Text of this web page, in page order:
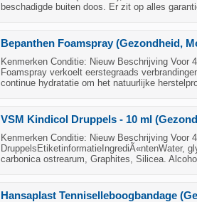
beschadigde buiten doos. Er zit op alles
Bepanthen Foamspray (Gezondheid,
Kenmerken Conditie: Nieuw Beschrijving Voor
Foamspray verkoelt eerstegraads
continue hydratatie om het natuurlijke
VSM Kindicol Druppels - 10 ml
Kenmerken Conditie: Nieuw Beschrijving
DruppelsEtiketinformatieIngrediÃ«ntenWater,
carbonica ostrearum, Graphites, Silicea.
Hansaplast Tenniselleboogbandage